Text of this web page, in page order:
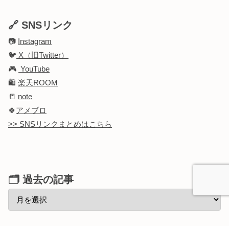
🔗 SNSリンク
📷 Instagram
🐦 X（旧Twitter）
🎮 YouTube
🛍️ 楽天ROOM
📒 note
🍀アメブロ
>> SNSリンクまとめはこちら
🗂 過去の記事